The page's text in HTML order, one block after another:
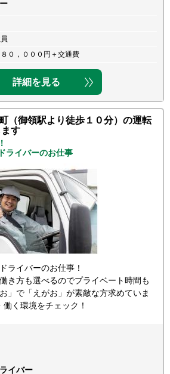
０，０００円＋交通費
詳細を見る
（御領駅より徒歩１０分）の運転
す
ライバーのお仕事
ライバーのお仕事！
き方も選べるのでプライベート時間も
」で「えがお」が素敵な方求めていま
く環境をチェック！
イバー